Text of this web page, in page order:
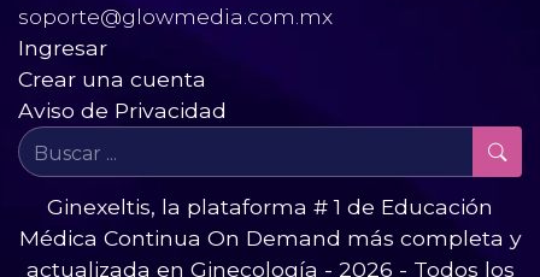
soporte@glowmedia.com.mx
Ingresar
Crear una cuenta
Aviso de Privacidad
Ginexeltis, la plataforma # 1 de Educación
Médica Continua On Demand más completa y
actualizada en Ginecología - 2026 - Todos los